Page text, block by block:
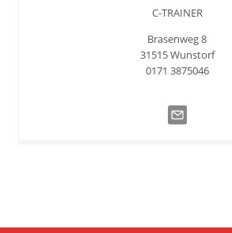
C-TRAINER
Brasenweg 8
31515 Wunstorf
0171 3875046